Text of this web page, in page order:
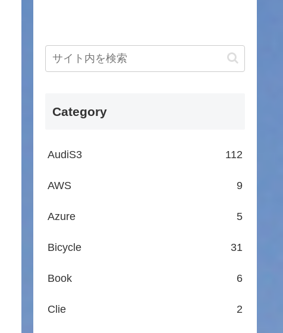
Category
AudiS3 112
AWS 9
Azure 5
Bicycle 31
Book 6
Clie 2